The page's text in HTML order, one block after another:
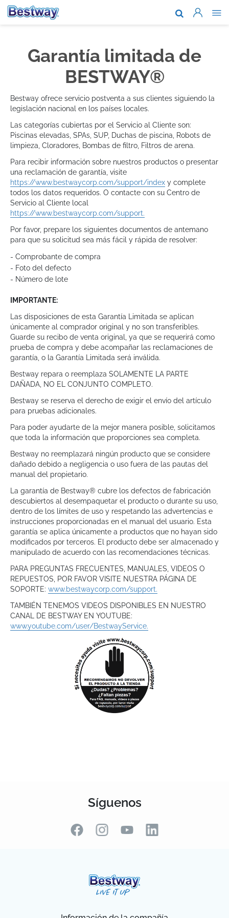
Acerca de
Trabaja
Garantía limitada de
BESTWAY®
Bestway ofrece servicio postventa a sus clientes siguiendo la
legislación nacional en los países locales.
Las categorías cubiertas por el Servicio al Cliente son:
Piscinas elevadas, SPAs, SUP, Duchas de piscina, Robots de
limpieza, Cloradores, Bombas de filtro, Filtros de arena.
Para recibir información sobre nuestros productos o presentar
una reclamación de garantía, visite
https://www.bestwaycorp.com/support/index y complete
todos los datos requeridos. O contacte con su Centro de
Servicio al Cliente local
https://www.bestwaycorp.com/support.
Por favor, prepare los siguientes documentos de antemano
para que su solicitud sea más fácil y rápida de resolver:
- Comprobante de compra
- Foto del defecto
- Número de lote
IMPORTANTE:
Las disposiciones de esta Garantía Limitada se aplican
únicamente al comprador original y no son transferibles.
Guarde su recibo de venta original, ya que se requerirá como
prueba de compra y debe acompañar las reclamaciones de
garantía, o la Garantía Limitada será inválida.
Bestway repara o reemplaza SOLAMENTE LA PARTE
DAÑADA, NO EL CONJUNTO COMPLETO.
Bestway se reserva el derecho de exigir el envío del artículo
para pruebas adicionales.
Para poder ayudarte de la mejor manera posible, solicitamos
que toda la información que proporciones sea completa.
Bestway no reemplazará ningún producto que se considere
dañado debido a negligencia o uso fuera de las pautas del
manual del propietario.
La garantía de Bestway® cubre los defectos de fabricación
descubiertos al desempaquetar el producto o durante su uso,
dentro de los límites de uso y respetando las advertencias e
instrucciones proporcionadas en el manual del usuario. Esta
garantía se aplica únicamente a productos que no hayan sido
modificados por terceros. El producto debe ser almacenado y
manipulado de acuerdo con las recomendaciones técnicas.
PARA PREGUNTAS FRECUENTES, MANUALES, VIDEOS O
REPUESTOS, POR FAVOR VISITE NUESTRA PÁGINA DE
SOPORTE: www.bestwaycorp.com/support.
TAMBIÉN TENEMOS VIDEOS DISPONIBLES EN NUESTRO
CANAL DE BESTWAY EN YOUTUBE:
www.youtube.com/user/BestwayService.
Síguenos